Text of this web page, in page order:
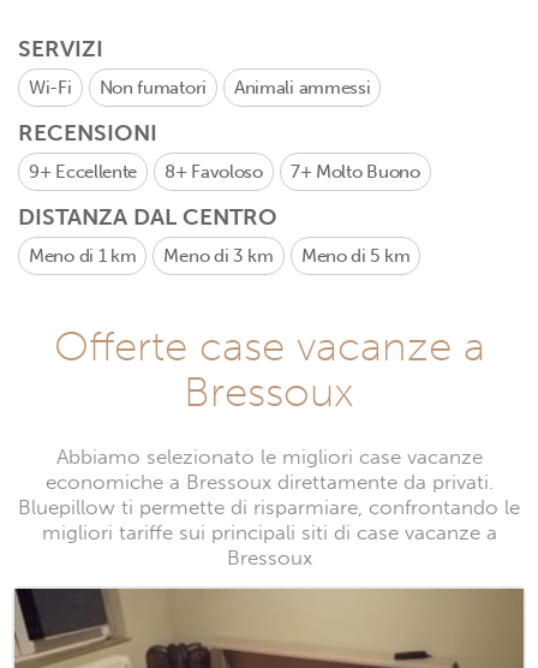
SERVIZI
Wi-Fi Non fumatori Animali ammessi
RECENSIONI
9+ Eccellente 8+ Favoloso 7+ Molto Buono
DISTANZA DAL CENTRO
Meno di 1 km Meno di 3 km Meno di 5 km
Offerte case vacanze a
Bressoux
Abbiamo selezionato le migliori case vacanze
economiche a Bressoux direttamente da privati.
Bluepillow ti permette di risparmiare, confrontando le
migliori tariffe sui principali siti di case vacanze a
Bressoux